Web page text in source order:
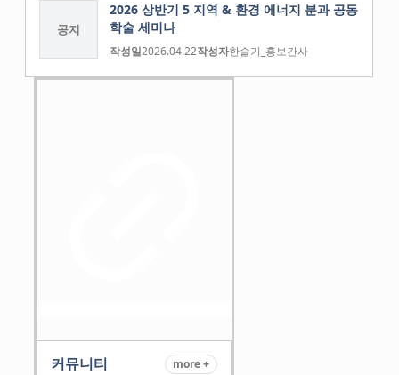
공지
2026 상반기 5 지역 & 환경 에너지 분과 공동
학술 세미나
작성일2026.04.22작성자한슬기_홍보간사
커뮤니티 more +